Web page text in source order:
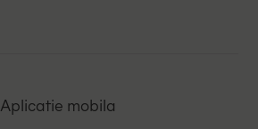
Aplicatie mobila